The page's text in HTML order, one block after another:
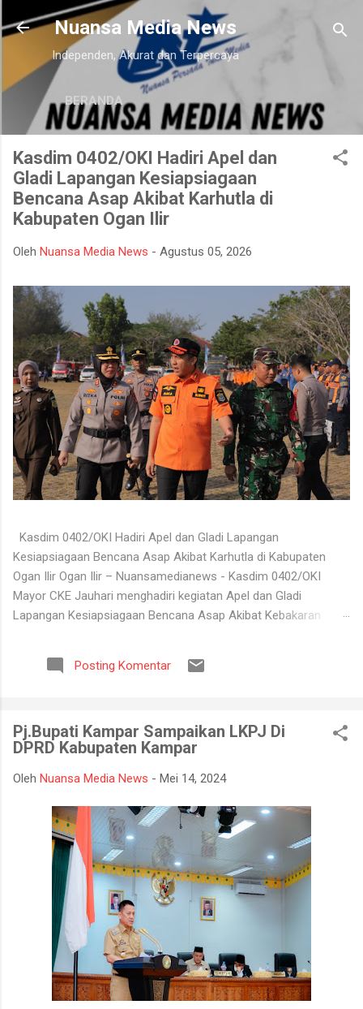
Langsung ke konten utama
Nuansa Media News
Independen, Akurat dan Terpercaya
BERANDA
Kasdim 0402/OKI Hadiri Apel dan
Gladi Lapangan Kesiapsiagaan
Bencana Asap Akibat Karhutla di
Kabupaten Ogan Ilir
Oleh Nuansa Media News - Agustus 05, 2026
Kasdim 0402/OKI Hadiri Apel dan Gladi Lapangan
Kesiapsiagaan Bencana Asap Akibat Karhutla di Kabupaten
Ogan Ilir Ogan Ilir – Nuansamedianews - Kasdim 0402/OKI
Mayor CKE Jauhari menghadiri kegiatan Apel dan Gladi
Lapangan Kesiapsiagaan Bencana Asap Akibat Kebakaran
yang digelar di Lapangan Upacara Komplek Perkantoran
Terpadu (KPT) Tanjung Senai, Kabupaten Ogan Ilir, Selasa
bencana asap akibat kebakaran hutan dan lahan yang kerap
terjadi pada musim kemarau. Apel dan gladi lapangan diikuti
oleh unsur TNI, Polri, BPBD, Manggala Agni, Dinas Pemadam
elemen masyarakat. Melalui kegiatan ini, seluruh peserta
mendapatkan gambaran mengenai mekanisme penanganan
Karhutla, mulai dari koordinasi antarinstansi, pengerahan
personel dan peralatan, hingga simulasi pe...
Posting Komentar
Pj.Bupati Kampar Sampaikan LKPJ Di
DPRD Kabupaten Kampar
Oleh Nuansa Media News - Mei 14, 2024